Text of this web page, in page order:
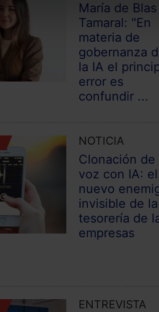
María de Blas
Tamaral: "En
materia de
gobernanza
la IA el
error es
confundir ...
NOTICIA
Clonación de
voz con IA: el
nuevo
invisible de la
tesorería de
empresas
ENTREVISTA